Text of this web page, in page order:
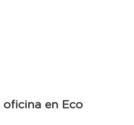
en Eco